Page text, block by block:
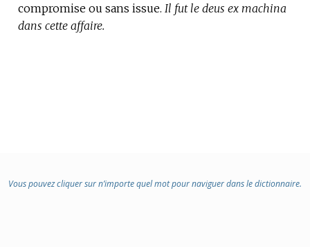
compromise ou sans issue. Il fut le deus ex machina
dans cette affaire.
Vous pouvez cliquer sur n’importe quel mot pour naviguer dans le dictionnaire.